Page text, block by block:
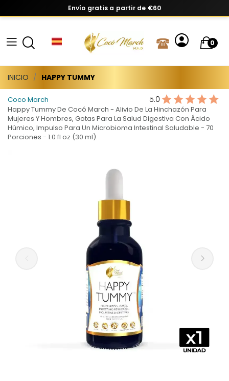
Envío gratis a partir de €60
0
INICIO HAPPY TUMMY
Coco March 5.0
Happy Tummy De Cocó March - Alivio De La Hinchazón Para
Mujeres Y Hombres, Gotas Para La Salud Digestiva Con Ácido
Húmico, Impulso Para Un Microbioma Intestinal Saludable - 70
Porciones - 1.0 fl oz (30 ml).